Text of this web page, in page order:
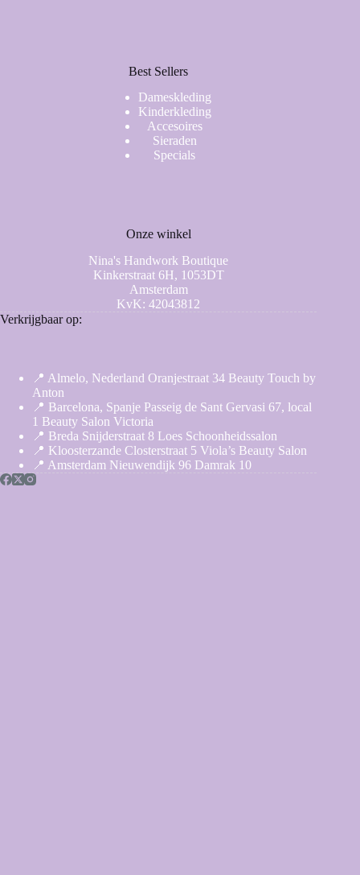
Best Sellers
Dameskleding
Kinderkleding
Accesoires
Sieraden
Specials
Onze winkel
Nina's Handwork Boutique
Kinkerstraat 6H, 1053DT
Amsterdam
KvK: 42043812
Verkrijgbaar op:
📍 Almelo, Nederland Oranjestraat 34 Beauty Touch by
Anton
📍 Barcelona, Spanje Passeig de Sant Gervasi 67, local
1 Beauty Salon Victoria
📍 Breda Snijderstraat 8 Loes Schoonheidssalon
📍 Kloosterzande Closterstraat 5 Viola’s Beauty Salon
📍 Amsterdam Nieuwendijk 96 Damrak 10